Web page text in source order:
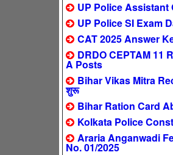
UP Police Assistant
UP Police SI Exam
CAT 2025 Answer
DRDO CEPTAM 11
A Posts
Bihar Vikas Mitra
शुरू
Bihar Ration Card
Kolkata Police
Araria Anganwadi
No. 01/2025